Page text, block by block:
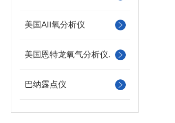
美国AII氧分析仪
美国恩特龙氧气分析仪.
巴纳露点仪